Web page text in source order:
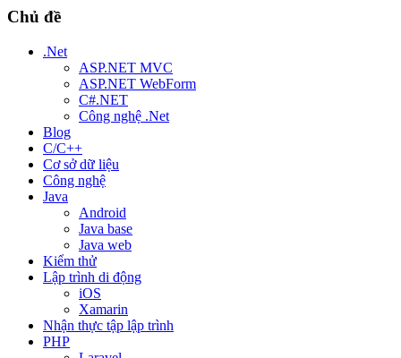
Chủ đề
.Net
ASP.NET MVC
ASP.NET WebForm
C#.NET
Công nghệ .Net
Blog
C/C++
Cơ sở dữ liệu
Công nghệ
Java
Android
Java base
Java web
Kiểm thử
Lập trình di động
iOS
Xamarin
Nhận thực tập lập trình
PHP